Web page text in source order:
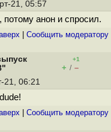
21, 05:57
потому анон и спросил.
Cообщить модератору
+1
+ / –
21, 06:21
Cообщить модератору